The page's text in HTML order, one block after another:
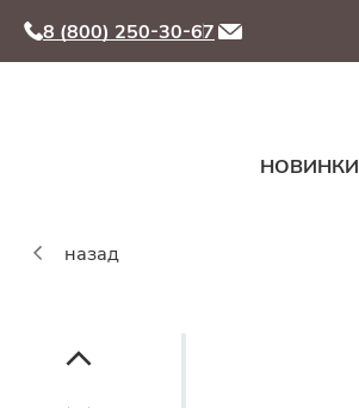
8 (800) 250-30-67
НОВИНКИ
назад